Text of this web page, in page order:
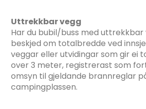
Uttrekkbar vegg
Har du bubil/buss med uttrekkbar
beskjed om totalbredde ved
veggar eller utvidingar som gir ei
over 3 meter, registrerast som
omsyn til gjeldande brannreglar
campingplassen.